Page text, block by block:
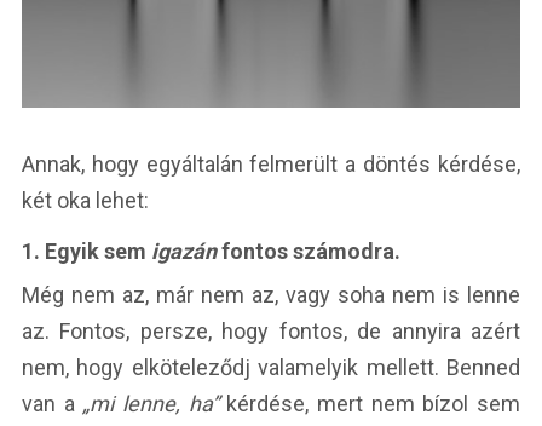
Annak, hogy egyáltalán felmerült a döntés kérdése,
két oka lehet:
1. Egyik sem igazánfontos számodra.
Még nem az, már nem az, vagy soha nem is lenne
az. Fontos, persze, hogy fontos, de annyira azért
nem, hogy elköteleződj valamelyik mellett. Benned
van a „mi lenne, ha”kérdése, mert nem bízol sem